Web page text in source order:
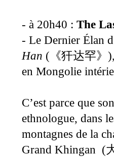
- à 20h40 : The
- Le Dernier Élan
Han ( 《犴达罕》
en Mongolie
C’est parce que
ethnologue, dans
montagnes de la
Grand Khingan (